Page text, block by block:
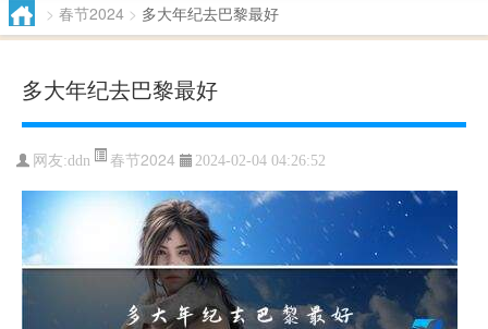
> 春节2024 > 多大年纪去巴黎最好
多大年纪去巴黎最好
网友:ddn 春节2024 2024-02-04 04:26:52